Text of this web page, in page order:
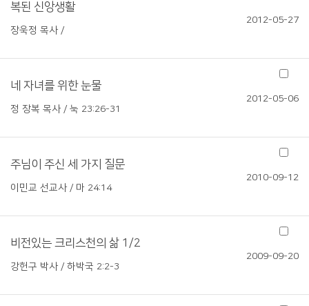
복된 신앙생활
장욱정 목사 /
2012-05-27
네 자녀를 위한 눈물
정 장복 목사 / 눅 23:26-31
2012-05-06
주님이 주신 세 가지 질문
이민교 선교사 / 마 24:14
2010-09-12
비전있는 크리스천의 삶 1/2
강헌구 박사 / 하박국 2:2-3
2009-09-20